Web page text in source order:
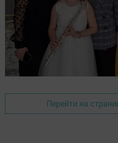
Перейти на